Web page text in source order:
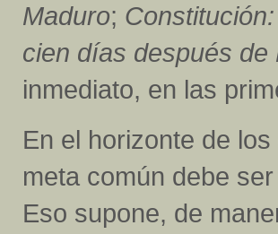
Maduro;
cien días después de
inmediato, en las
En el horizonte de
meta común debe
Eso supone, de